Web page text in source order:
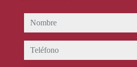
nombre
teléfono